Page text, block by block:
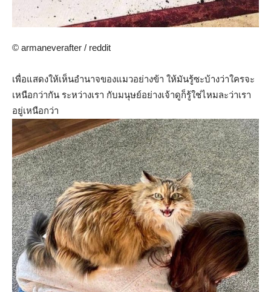
© armaneverafter / reddit
เพื่อแสดงให้เห็นอำนาจของแมวอย่างข้า ให้มันรู้ซะบ้างว่าใครจะ
เหนือกว่ากัน ระหว่างเรา กับมนุษย์อย่างเจ้าดูก็รู้ใช่ไหมละว่าเรา
อยู่เหนือกว่า